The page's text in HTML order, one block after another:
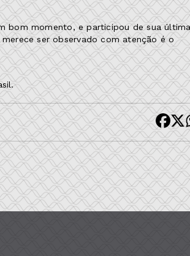
bom momento, e participou de sua
ser observado com atenção é o